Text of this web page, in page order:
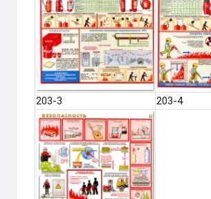
203-3 203-4